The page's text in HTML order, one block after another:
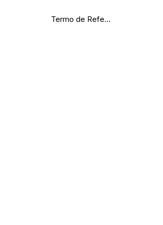
Termo de Referência